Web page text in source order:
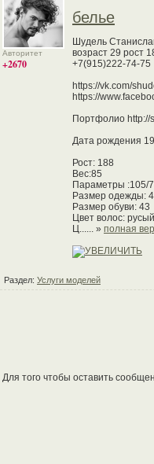
Авторитет
+2670
белье
Шудель
возраст 29 рост
+7(915)222-74-75
https://vk.com/
https://
Портфолио http://
Дата рождения
Рост: 188
Вес:85
Параметры :105/
Размер одежды:
Размер обуви: 43
Цвет волос: русый
Ц...... » полная
Раздел: Услуги моделей
Для того чтобы оставить